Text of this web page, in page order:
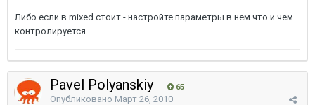
Либо если в mixed стоит - настройте параметры в нем что и чем
контролируется.
Pavel Polyanskiy 65
Опубликовано Март 26, 2010